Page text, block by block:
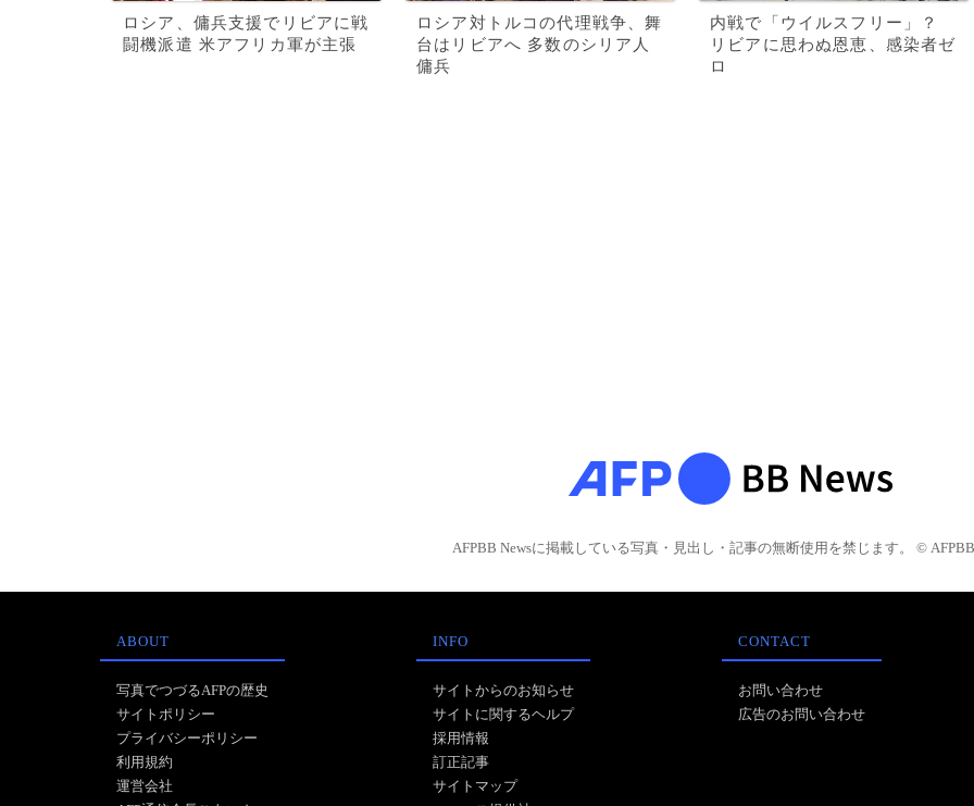
ロシア、傭兵支援でリビアに戦
闘機派遣 米アフリカ軍が主張
ロシア対トルコの代理戦争、舞
台はリビアへ 多数のシリア人
傭兵
内戦で「ウイルスフリー」？
リビアに思わぬ恩恵、感染者ゼ
ロ
AFPBB Newsに掲載している写真・見出し・記事の無断使用を禁じます。 © AFPBB
ABOUT
写真でつづるAFPの歴史
サイトポリシー
プライバシーポリシー
利用規約
運営会社
INFO
サイトからのお知らせ
サイトに関するヘルプ
採用情報
訂正記事
サイトマップ
CONTACT
お問い合わせ
広告のお問い合わせ